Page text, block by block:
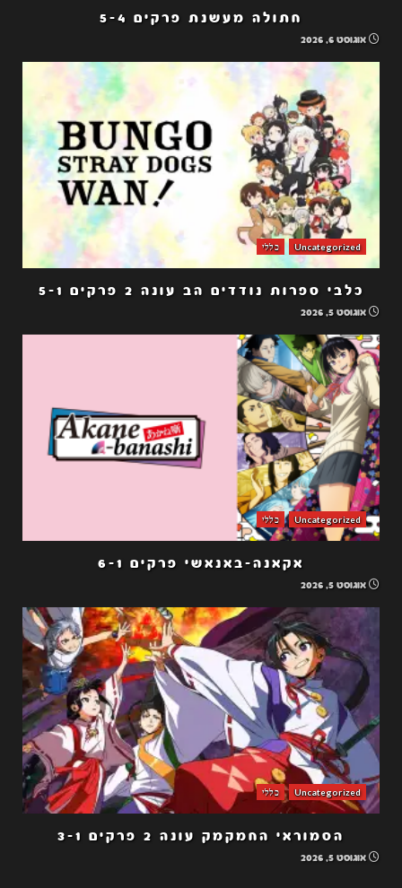
חתולה מעשנת פרקים 5-4
אוגוסט 6, 2026
Uncategorized כללי
כלבי ספרות נודדים הב עונה 2 פרקים 5-1
אוגוסט 5, 2026
Uncategorized כללי
אקאנה-באנאשי פרקים 6-1
אוגוסט 5, 2026
Uncategorized כללי
הסמוראי החמקמק עונה 2 פרקים 3-1
אוגוסט 5, 2026